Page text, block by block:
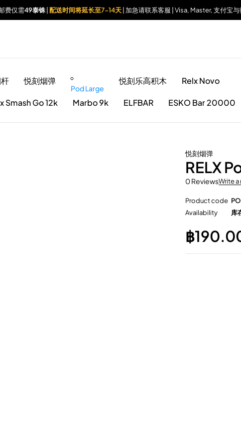
费仅需49泰铢 配送时间将延长至7-14天 | 加急请联系客服 | Visa, Master, 支付宝
悦刻烟弹
Pod Large
悦刻乐高积木 Relx Novo
Smash Go 12k Marbo 9k ELFBAR ESKO Bar 20000
悦刻烟弹
RELX
0 ReviewsWrite a
Product code
Availability
库
฿